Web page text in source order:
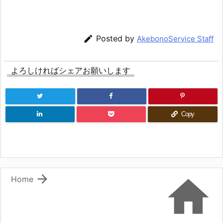
 Posted by AkebonoService Staff
よろしければシェアお願いします
Copy


Home